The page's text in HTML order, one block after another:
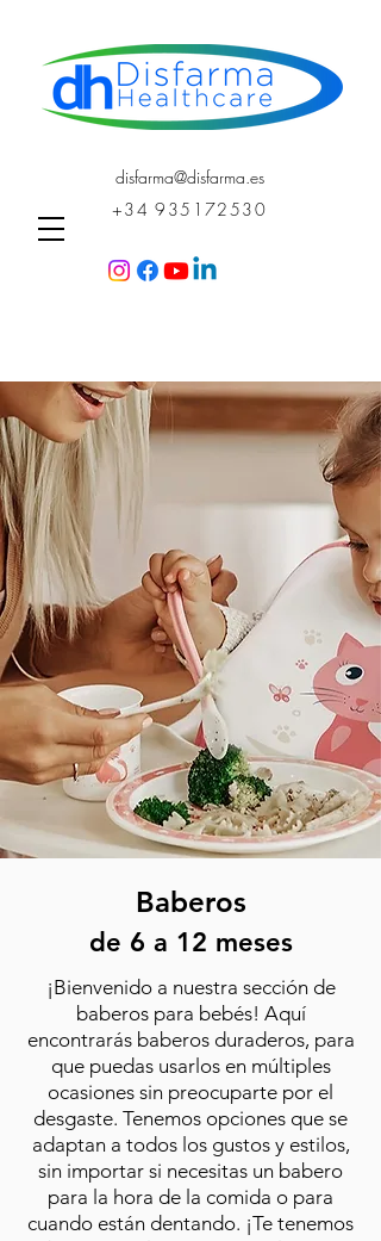
disfarma@disfarma.es
+34 935172530
Baberos
de 6 a 12 meses
¡Bienvenido a nuestra sección de
baberos para bebés! Aquí
encontrarás baberos duraderos, para
que puedas usarlos en múltiples
ocasiones sin preocuparte por el
desgaste. Tenemos opciones que se
adaptan a todos los gustos y estilos,
sin importar si necesitas un babero
para la hora de la comida o para
cuando están dentando. ¡Te tenemos